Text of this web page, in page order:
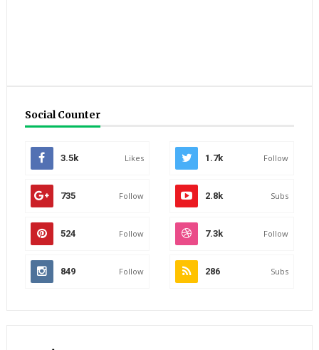
Social Counter
3.5k Likes 1.7k Follow
735 Follow 2.8k Subs
524 Follow 7.3k Follow
849 Follow 286 Subs